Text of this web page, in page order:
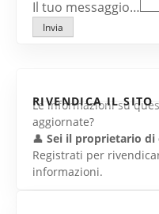
Il tuo messaggio…
Invia
RIVENDICA IL SITO
Le informazioni su
aggiornate?
👤 Sei il proprietario di
Registrati per
informazioni.